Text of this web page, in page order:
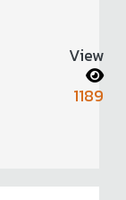
View
1189